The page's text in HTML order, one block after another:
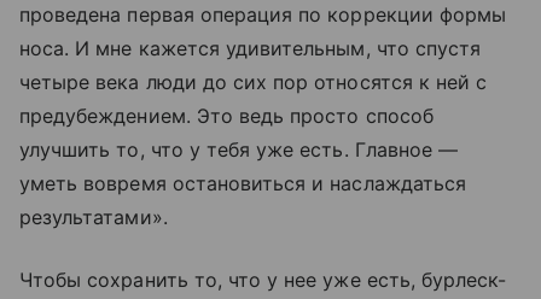
проведена первая операция по коррекции формы
носа. И мне кажется удивительным, что спустя
четыре века люди до сих пор относятся к ней с
предубеждением. Это ведь просто способ
улучшить то, что у тебя уже есть. Главное —
уметь вовремя остановиться и наслаждаться
результатами».
Чтобы сохранить то, что у нее уже есть, бурлеск-